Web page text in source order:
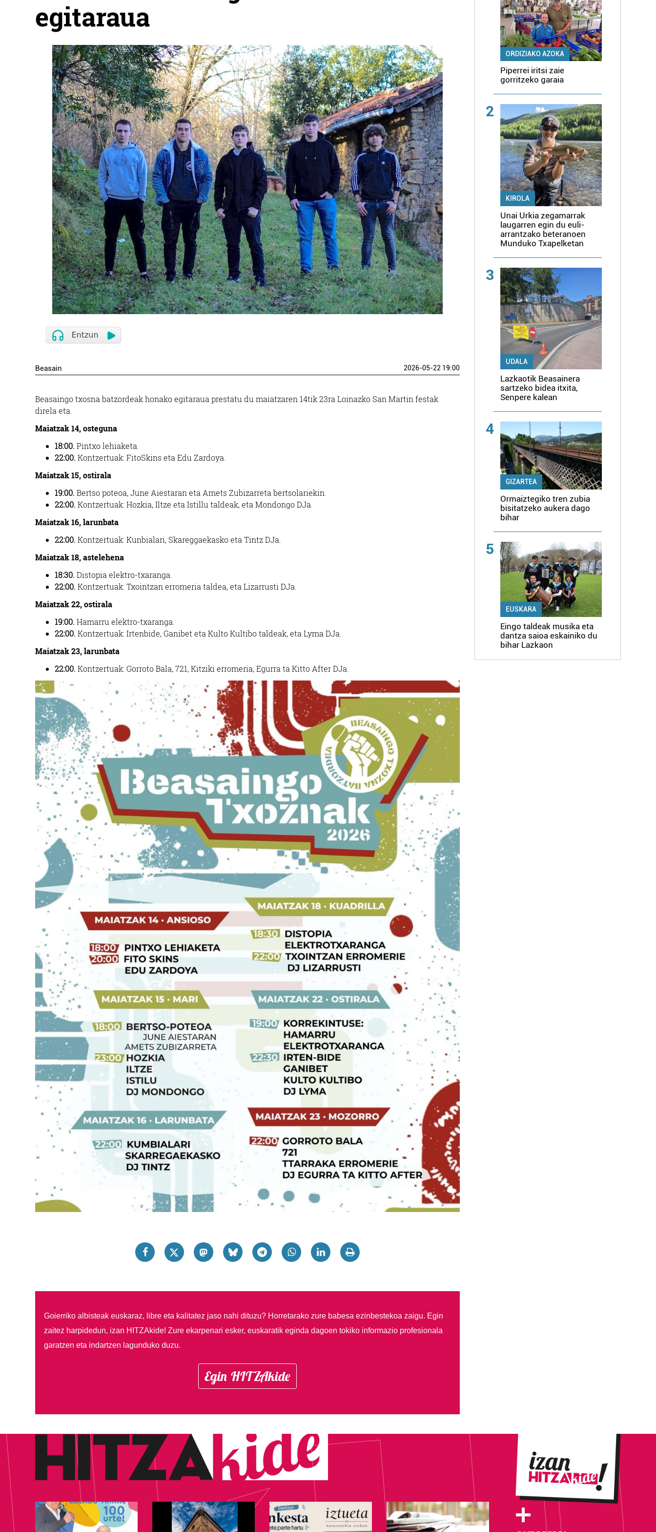
egitaraua
Beasain 2026-05-22 19:00
Beasaingo txosna batzordeak honako egitaraua prestatu du maiatzaren 14tik 23ra Loinazko San Martin festak
direla eta.
Maiatzak 14, osteguna
18:00. Pintxo lehiaketa.
22:00. Kontzertuak: FitoSkins eta Edu Zardoya.
Maiatzak 15, ostirala
19:00. Bertso poteoa, June Aiestaran eta Amets Zubizarreta bertsolariekin.
22:00. Kontzertuak: Hozkia, Iltze eta Istillu taldeak, eta Mondongo DJa.
Maiatzak 16, larunbata
22:00. Kontzertuak: Kunbialari, Skareggaekasko eta Tintz DJa.
Maiatzak 18, astelehena
18:30. Distopia elektro-txaranga.
22:00. Kontzertuak: Txointzan erromeria taldea, eta Lizarrusti DJa.
Maiatzak 22, ostirala
19:00. Hamarru elektro-txaranga.
22:00. Kontzertuak: Irtenbide,Ganibet eta Kulto Kultibo taldeak, eta Lyma DJa.
Maiatzak 23, larunbata
22:00. Kontzertuak: Gorroto Bala, 721, Kitziki erromeria, Egurra ta Kitto After DJa.
Goierriko albisteak euskaraz, libre eta kalitatez jaso nahi dituzu? Horretarako zure babesa ezinbestekoa zaigu. Egin
zaitez harpidedun, izan HITZAkide! Zure ekarpenari esker, euskaratik eginda dagoen tokiko informazio profesionala
garatzen eta indartzen lagunduko duzu.
Egin HITZAkide
ORDIZIAKO AZOKA
Piperrei iritsi zaie
gorritzeko garaia
2
KIROLA
Unai Urkia zegamarrak
laugarren egin du euli-
arrantzako beteranoen
Munduko Txapelketan
3
UDALA
Lazkaotik Beasainera
sartzeko bidea itxita,
Senpere kalean
4
GIZARTEA
Ormaiztegiko tren zubia
bisitatzeko aukera dago
bihar
5
EUSKARA
Eingo taldeak musika eta
dantza saioa eskainiko du
bihar Lazkaon
+